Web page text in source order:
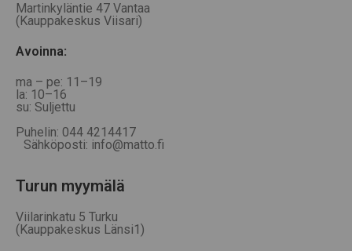
Martinkyläntie 47 Vantaa
(Kauppakeskus Viisari)
Avoinna:
ma – pe: 11–19
la: 10–16
su: Suljettu
Puhelin: 044 4214417
Sähköposti: info@matto.fi
Turun myymälä
Viilarinkatu 5 Turku
(Kauppakeskus Länsi1)